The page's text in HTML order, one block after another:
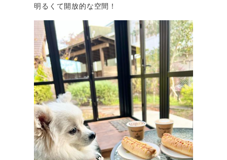
明るくて開放的な空間！